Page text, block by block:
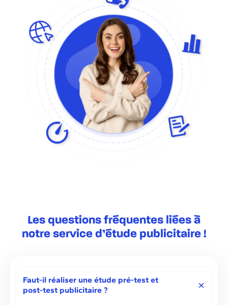
Les questions fréquentes liées à
notre service d’étude publicitaire !
Faut-il réaliser une étude pré-test et
post-test publicitaire ?